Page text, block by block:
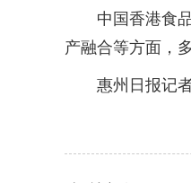
中国香港食品
产融合等方面，
惠州日报记者